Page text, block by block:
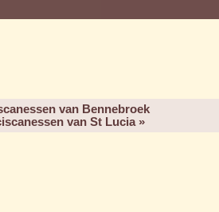
van Bennebroek
van St Lucia »